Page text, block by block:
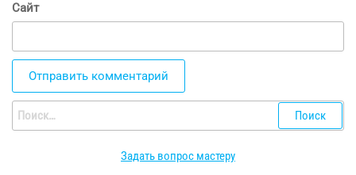
Сайт
Найти:
Задать вопрос мастеру